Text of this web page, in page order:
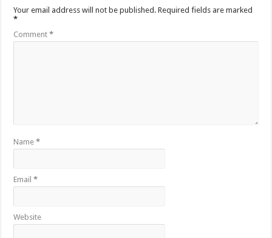
Your email address will not be published. Required fields are marked
*
Comment*
Name*
Email*
Website